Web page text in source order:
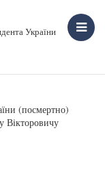
України
(посмертно)
Вікторовичу